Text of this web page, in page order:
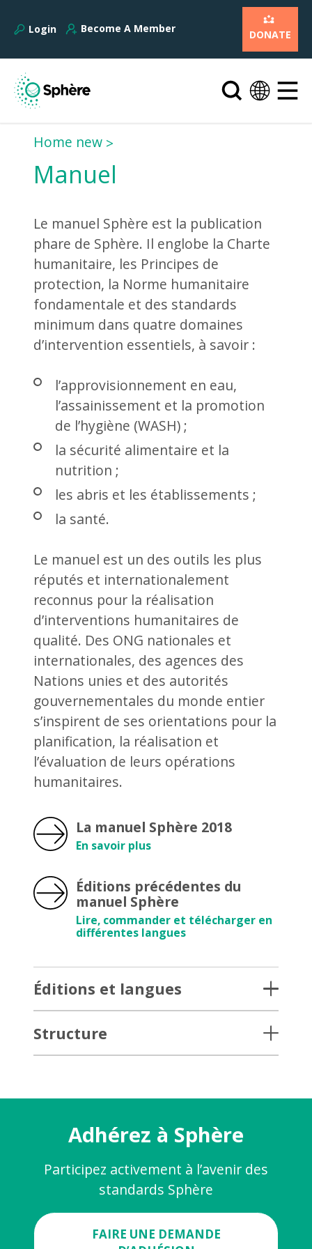
Login Become A Member DONATE
Home new
Manuel
Le manuel Sphère est la publication
phare de Sphère. Il englobe la Charte
humanitaire, les Principes de
protection, la Norme humanitaire
fondamentale et des standards
minimum dans quatre domaines
d’intervention essentiels, à savoir :
l’approvisionnement en eau,
l’assainissement et la promotion
de l’hygiène (WASH) ;
la sécurité alimentaire et la
nutrition ;
les abris et les établissements ;
la santé.
Le manuel est un des outils les plus
réputés et internationalement
reconnus pour la réalisation
d’interventions humanitaires de
qualité. Des ONG nationales et
internationales, des agences des
Nations unies et des autorités
gouvernementales du monde entier
s’inspirent de ses orientations pour la
planification, la réalisation et
l’évaluation de leurs opérations
humanitaires.
La manuel Sphère 2018
En savoir plus
Éditions précédentes du
manuel Sphère
Lire, commander et télécharger en
différentes langues
Éditions et langues
Structure
Adhérez à Sphère
Participez activement à l’avenir des
standards Sphère
FAIRE UNE DEMANDE